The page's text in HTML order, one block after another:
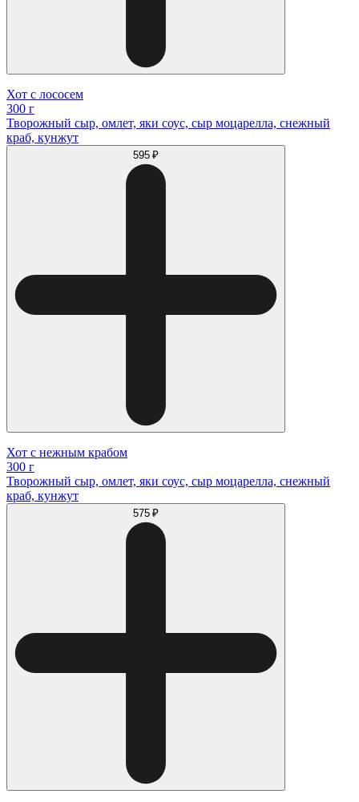
Хот с лососем
300 г
Творожный сыр, омлет, яки соус, сыр моцарелла, снежный
краб, кунжут
595 ₽
Хот с нежным крабом
300 г
Творожный сыр, омлет, яки соус, сыр моцарелла, снежный
краб, кунжут
575 ₽